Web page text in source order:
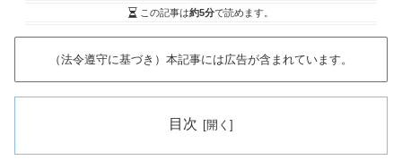
この記事は約5分で読めます。
（法令遵守に基づき）本記事には広告が含まれています。
目次